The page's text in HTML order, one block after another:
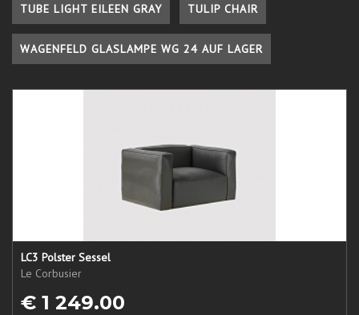
TUBE LIGHT EILEEN GRAY TULIP CHAIR
WAGENFELD GLASLAMPE WG 24 AUF LAGER
LC3 Polster Sessel
Le Corbusier
€ 1 249.00